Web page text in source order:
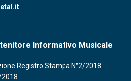
Informativo Musicale
Registro Stampa N°2/2018
2018